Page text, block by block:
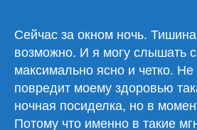
Сейчас за окном ночь.
возможно. И я могу слышать
максимально ясно и четко.
повредит моему здоровью
ночная посиделка, но в
Потому что именно в такие